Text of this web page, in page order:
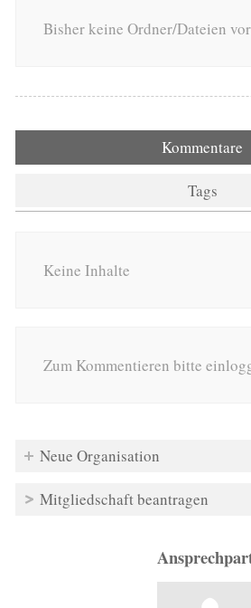
Bisher keine Ordner/Dateien
Kommentare
Tags
Keine Inhalte
Zum Kommentieren bitte
Neue Organisation
Mitgliedschaft beantragen